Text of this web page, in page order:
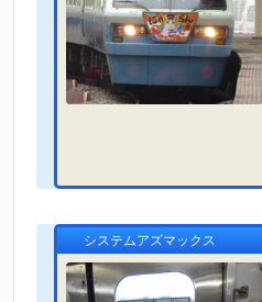
システムアズマックス